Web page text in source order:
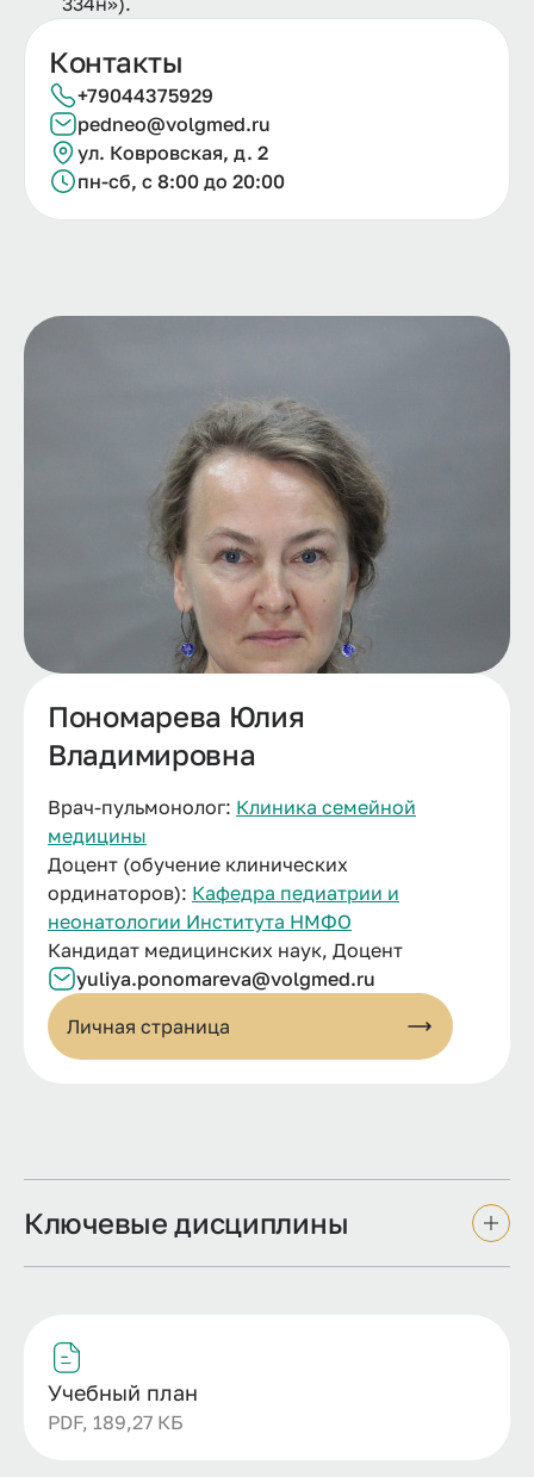
Контакты
+79044375929
pedneo@volgmed.ru
ул. Ковровская, д. 2
пн-сб, с 8:00 до 20:00
Пономарева Юлия
Владимировна
Врач-пульмонолог: Клиника семейной
медицины
Доцент (обучение клинических
ординаторов): Кафедра педиатрии и
неонатологии Института НМФО
Кандидат медицинских наук, Доцент
yuliya.ponomareva@volgmed.ru
Личная страница
Ключевые дисциплины
Учебный план
PDF, 189,27 КБ